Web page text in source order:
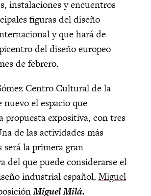
instalaciones y encuentros
figuras del diseño
y que hará de
del diseño europeo
de febrero.
Centro Cultural de la
nuevo el espacio que
propuesta expositiva, con tres
de las actividades más
la primera gran
del que puede considerarse el
industrial español, Miguel
Miguel Milá.